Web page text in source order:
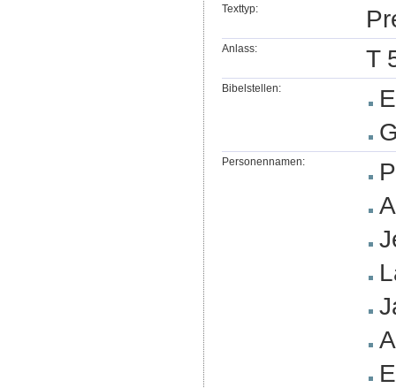
Texttyp:
Anlass: T
Bibelstellen:
Personennamen: